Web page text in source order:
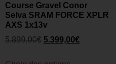
Course Gravel Conor
Selva SRAM FORCE XPLR
AXS 1x13v
5.899,00€ 5.399,00€